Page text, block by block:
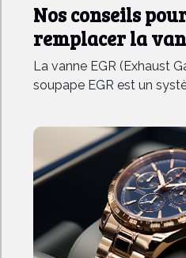
Nos conseils
remplacer la
votre voiture
La vanne EGR (Exhaust
soupape EGR est un